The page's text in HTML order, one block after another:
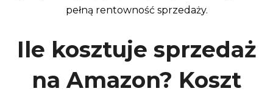
pełną rentowność sprzedaży.
Ile kosztuje sprzedaż
na Amazon? Koszt